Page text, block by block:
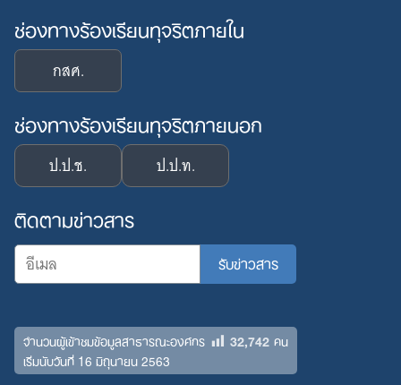
ช่องทางร้องเรียนทุจริตภายใน
กสศ.
ช่องทางร้องเรียนทุจริตภายนอก
ป.ป.ช. ป.ป.ท.
ติดตามข่าวสาร
จำนวนผู้เข้าชมข้อมูลสาธารณะองค์กร 32,742คน
เริ่มนับวันที่ 16 มิถุนายน 2563